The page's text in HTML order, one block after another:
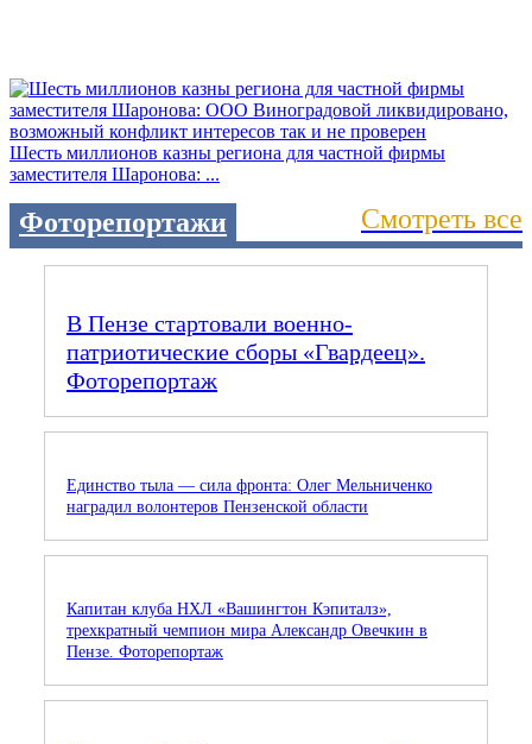
Шесть миллионов казны региона для частной фирмы
заместителя Шаронова: ...
Фоторепортажи Смотреть все
В Пензе стартовали военно-
патриотические сборы «Гвардеец».
Фоторепортаж
Единство тыла — сила фронта: Олег Мельниченко
наградил волонтеров Пензенской области
Капитан клуба НХЛ «Вашингтон Кэпиталз»,
трехкратный чемпион мира Александр Овечкин в
Пензе. Фоторепортаж